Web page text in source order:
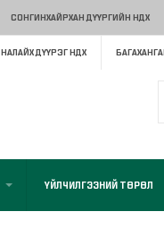
СОНГИНХАЙРХАН ДҮҮРГИЙН НДХ
НАЛАЙХ ДҮҮРЭГ НДХ
ҮЙЛЧИЛГЭЭНИЙ ТӨРӨЛ